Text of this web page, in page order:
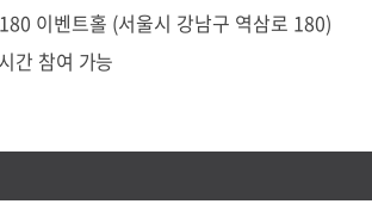
이벤트홀 (서울시 강남구 역삼로 180)
간 참여 가능